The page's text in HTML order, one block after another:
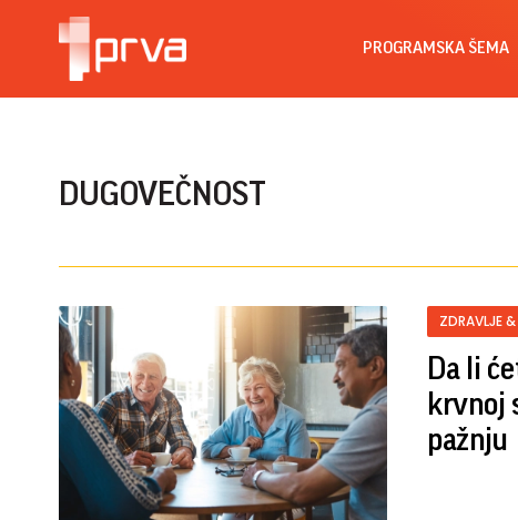
PROGRAMSKA ŠEMA
DUGOVEČNOST
ZDRAVLJE
Da li
krvnoj
pažnju